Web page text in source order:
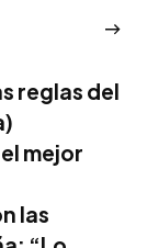
reglas del
mejor
las